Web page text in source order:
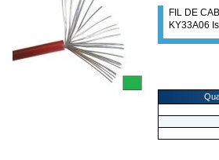
FIL DE
KY33A06